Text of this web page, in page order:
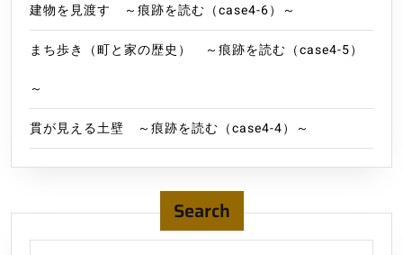
建物を見渡す ～痕跡を読む（case4-6）～
まち歩き（町と家の歴史） ～痕跡を読む（case4-5）
～
貫が見える土壁 ～痕跡を読む（case4-4）～
Search